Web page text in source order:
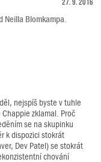
Neilla Blomkampa.
nejspíš byste v tuhle
zklamal. Proč
se na skupinku
k dispozici stokrát
Dev Patel) se stokrát
chování